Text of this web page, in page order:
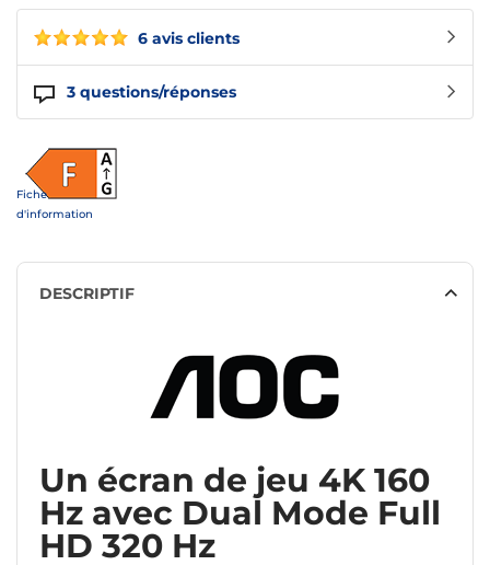
6 avis clients
3 questions/réponses
Fiche
d'information
DESCRIPTIF
Un écran de jeu 4K 160
Hz avec Dual Mode Full
HD 320 Hz